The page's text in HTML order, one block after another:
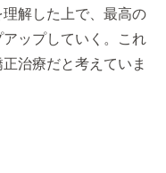
解した上で、最高の
ップしていく。これ
治療だと考えていま